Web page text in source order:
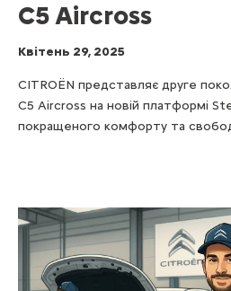
C5 Aircross
Квітень 29, 2025
CITROЁN представляє друге
C5 Aircross на новій платформі
покращеного комфорту та